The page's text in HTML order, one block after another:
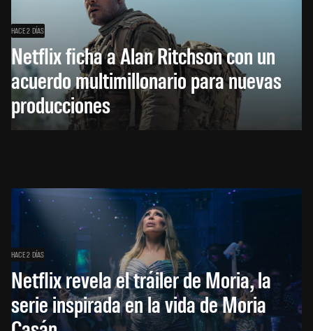
HACE 2 DÍAS
Netflix ficha a Alan Ritchson con un
acuerdo multimillonario para nuevas
producciones
HACE 2 DÍAS
Netflix revela el tráiler de Moria, la
serie inspirada en la vida de Moria